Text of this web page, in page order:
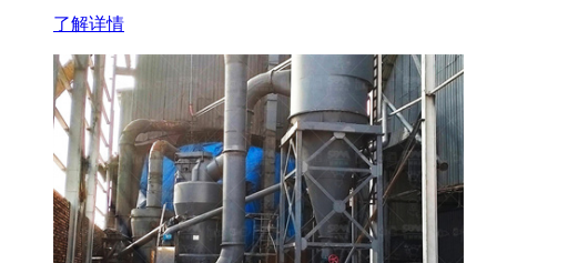
了解详情